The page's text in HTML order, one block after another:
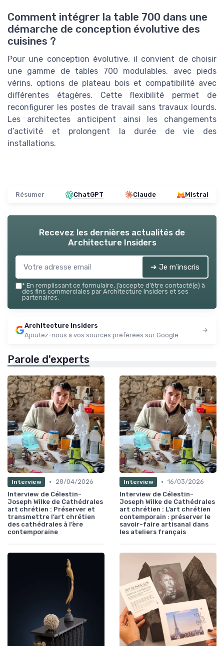
Comment intégrer la table 700 dans une
démarche de conception évolutive des
cuisines ?
Pour une conception évolutive, il convient de choisir
une gamme de tables 700 modulables, avec pieds
vérins, options de plateau bois et compatibilité avec
différentes étagères. Cette flexibilité permet de
reconfigurer les postes de travail sans travaux lourds.
Les architectes anticipent ainsi les changements
d’activité et prolongent la durée de vie des
installations.
Résumer ChatGPT Claude Mistral
Recevez les dernières actualités de
Architecture Insiders
➔ Je m'inscris
* En remplissant ce formulaire, j’accepte d’être contacté(e) à
des fins commerciales par Architecture Insiders et ses
partenaires.
Architecture Insiders
Ajoutez-nous à vos sources préférées sur Google
Parole d'experts
Interview •
28/04/2026
Interview de Célestin-
Joseph Wilke de Cathédrales
art chrétien : Préserver et
transmettre l’art chrétien
des cathédrales à l’ère
contemporaine
Interview • 16/03/2026
Interview de Célestin-
Joseph Wilke de Cathédrales
art chrétien : L’art chrétien
contemporain : préserver le
savoir-faire artisanal dans
les ateliers français